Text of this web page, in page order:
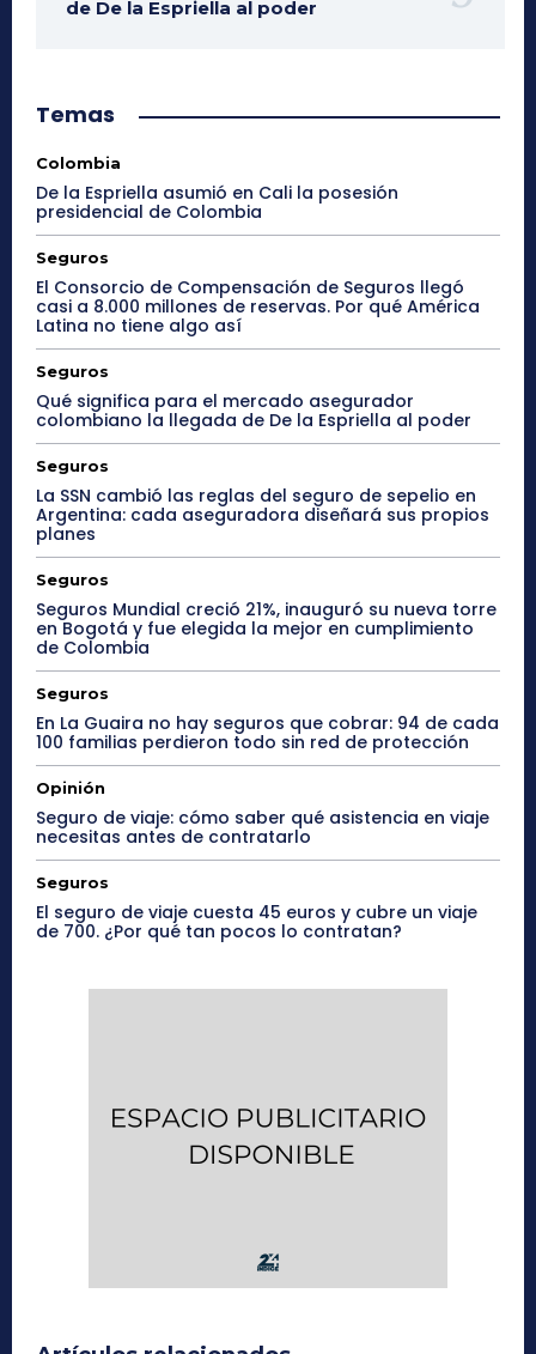
de De la Espriella al poder
Temas
Colombia
De la Espriella asumió en Cali la posesión
presidencial de Colombia
Seguros
El Consorcio de Compensación de Seguros llegó
casi a 8.000 millones de reservas. Por qué América
Latina no tiene algo así
Seguros
Qué significa para el mercado asegurador
colombiano la llegada de De la Espriella al poder
Seguros
La SSN cambió las reglas del seguro de sepelio en
Argentina: cada aseguradora diseñará sus propios
planes
Seguros
Seguros Mundial creció 21%, inauguró su nueva torre
en Bogotá y fue elegida la mejor en cumplimiento
de Colombia
Seguros
En La Guaira no hay seguros que cobrar: 94 de cada
100 familias perdieron todo sin red de protección
Opinión
Seguro de viaje: cómo saber qué asistencia en viaje
necesitas antes de contratarlo
Seguros
El seguro de viaje cuesta 45 euros y cubre un viaje
de 700. ¿Por qué tan pocos lo contratan?